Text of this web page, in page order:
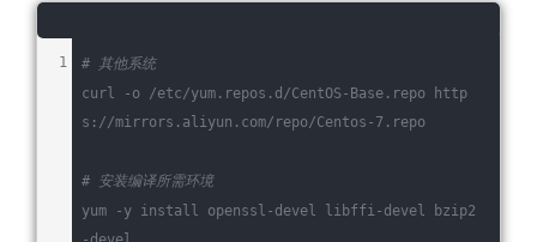
# 其他系统
curl -o /etc/yum.repos.d/CentOS-Base.repo http
s: //mirrors.aliyun.com/repo/Centos-7.repo
# 安装编译所需环境
yum -y install openssl-devel libffi-devel bzip2